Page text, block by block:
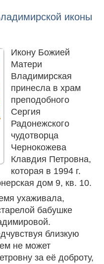
иконы
Икону Божией
Матери
Владимирская
принесла в храм
преподобного
Сергия
Радонежского
чудотворца
Чернокожева
Клавдия Петровна,
которая в 1994 г.
дом 9, кв. 10.
ухаживала,
бабушке
близкую
не может
за её доброту,